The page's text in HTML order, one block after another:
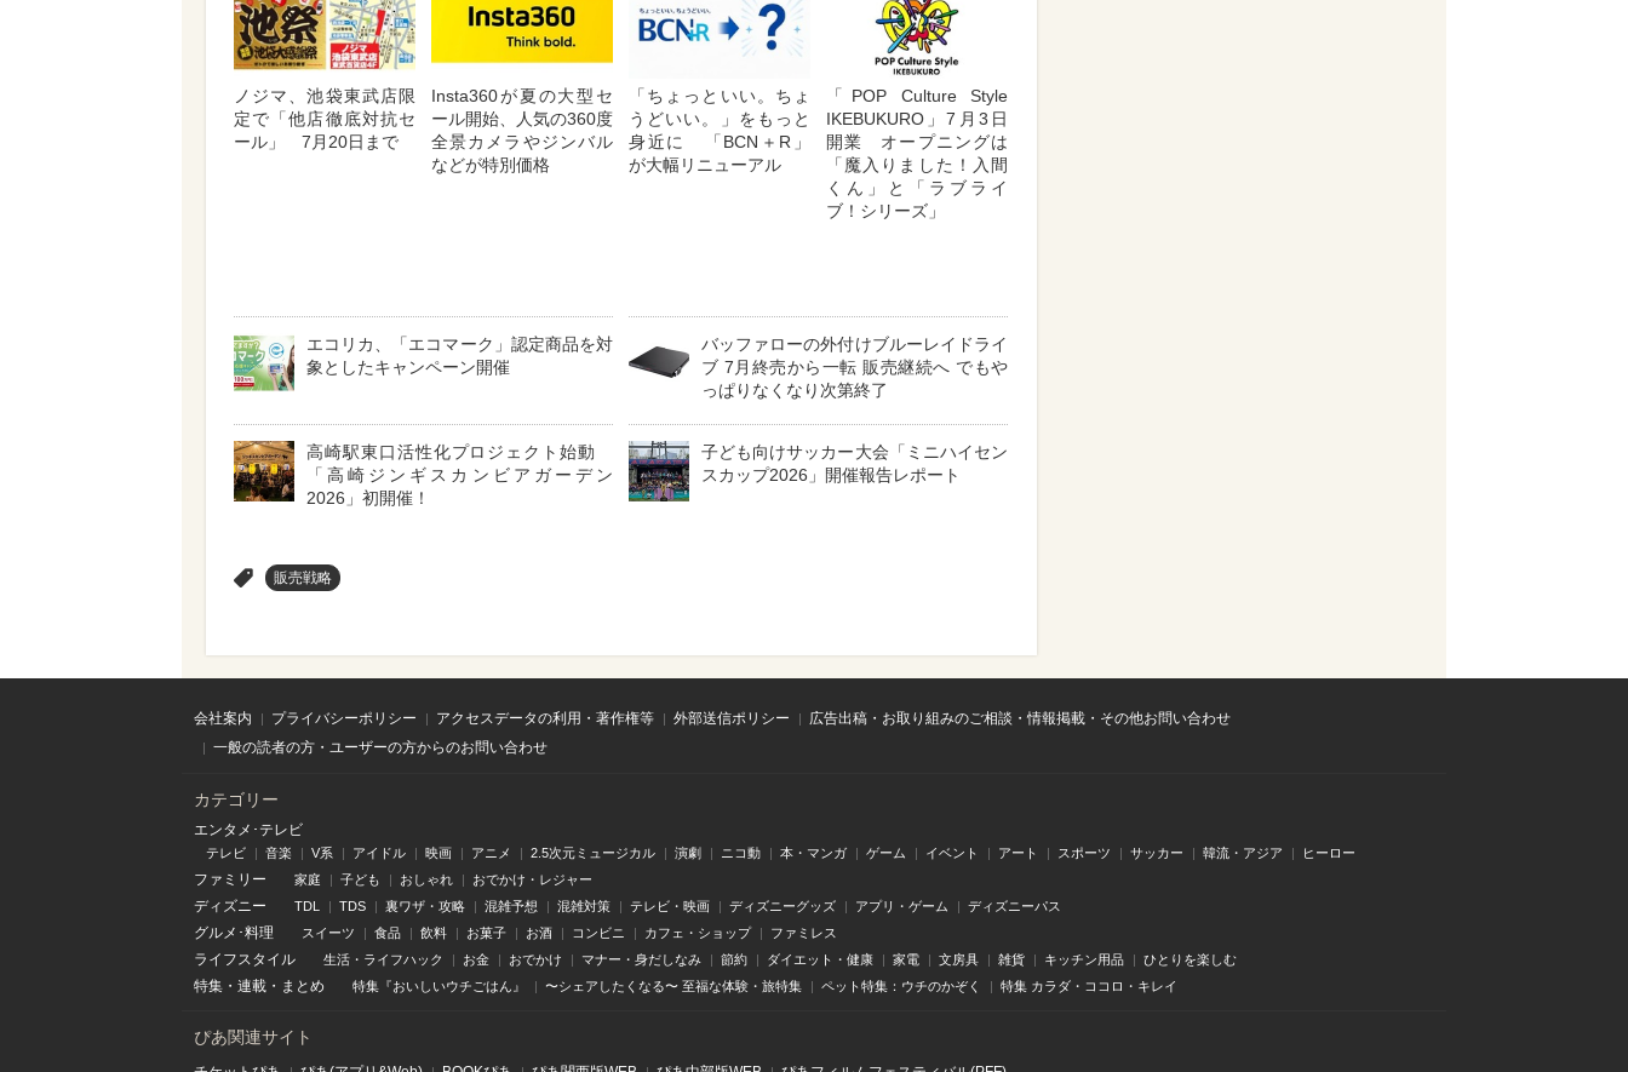
ノジマ、池袋東武店限
定で「他店徹底対抗セ
ール」 7月20日まで
Insta360が夏の大型セ
ール開始、人気の360度
全景カメラやジンバル
などが特別価格
「ちょっといい。ちょ
うどいい。」をもっと
身近に 「BCN＋R」
が大幅リニューアル
「POP Culture Style
IKEBUKURO」7月3日
開業 オープニングは
「魔入りました！入間
くん」と「ラブライ
ブ！シリーズ」
エコリカ、「エコマーク」認定商品を対
象としたキャンペーン開催
バッファローの外付けブルーレイドライ
ブ 7月終売から一転 販売継続へ でもや
っぱりなくなり次第終了
高崎駅東口活性化プロジェクト始動
「高崎ジンギスカンビアガーデン
2026」初開催！
子ども向けサッカー大会「ミニハイセン
スカップ2026」開催報告レポート
販売戦略
会社案内 プライバシーポリシー アクセスデータの利用・著作権等 外部送信ポリシー
広告出稿・お取り組みのご相談・情報掲載・その他お問い合わせ
一般の読者の方・ユーザーの方からのお問い合わせ
カテゴリー
エンタメ･テレビ
テレビ 音楽 V系 アイドル 映画 アニメ 2.5次元ミュージカル 演劇 ニコ動 本・マンガ ゲーム イベント アート スポーツ サッカー 韓流・アジア ヒーロー
ファミリー 家庭 子ども おしゃれ おでかけ・レジャー
ディズニー TDL TDS 裏ワザ・攻略 混雑予想 混雑対策 テレビ・映画 ディズニーグッズ アプリ・ゲーム ディズニーパス
グルメ･料理 スイーツ 食品 飲料 お菓子 お酒 コンビニ カフェ・ショップ ファミレス
ライフスタイル 生活・ライフハック お金 おでかけ マナー・身だしなみ 節約 ダイエット・健康 家電 文房具 雑貨 キッチン用品 ひとりを楽しむ
特集 ・ 連載 ・ まとめ 特集『おいしいウチごはん』 〜シェアしたくなる〜 至福な体験・旅特集 ペット特集：ウチのかぞく 特集 カラダ・ココロ・キレイ
ぴあ関連サイト